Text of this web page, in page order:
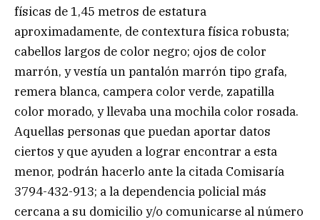
físicas de 1,45 metros de estatura
aproximadamente, de contextura física robusta;
cabellos largos de color negro; ojos de color
marrón, y vestía un pantalón marrón tipo grafa,
remera blanca, campera color verde, zapatilla
color morado, y llevaba una mochila color rosada.
Aquellas personas que puedan aportar datos
ciertos y que ayuden a lograr encontrar a esta
menor, podrán hacerlo ante la citada Comisaría
3794-432-913; a la dependencia policial más
cercana a su domicilio y/o comunicarse al número